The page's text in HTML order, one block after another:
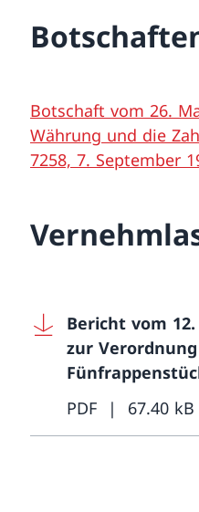
Botschaft vom 26.
Währung und die
7258, 7. September
Bericht vom
zur
PDF
67.40 kB